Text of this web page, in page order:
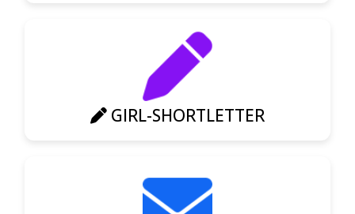
GIRL-SHORTLETTER